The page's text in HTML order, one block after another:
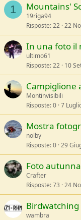
1 Mountains'
19riga94
Risposte 22 22
In una foto il
ultimo61
Risposte 22 10
Campiglione
Montinvisibili
Risposte 0 7
Mostra
nolby
Risposte 0 29
Foto
Crafter
Risposte 73 24
wambra